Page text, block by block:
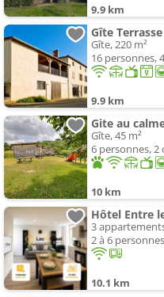
9.9 km
Gîte
Gîte, 220 m²
16 personnes,
9.9 km
Gite au
Gîte, 45 m²
6 personnes, 2
10 km
Hôtel Entre
3
2 à 6 personnes
10.1 km